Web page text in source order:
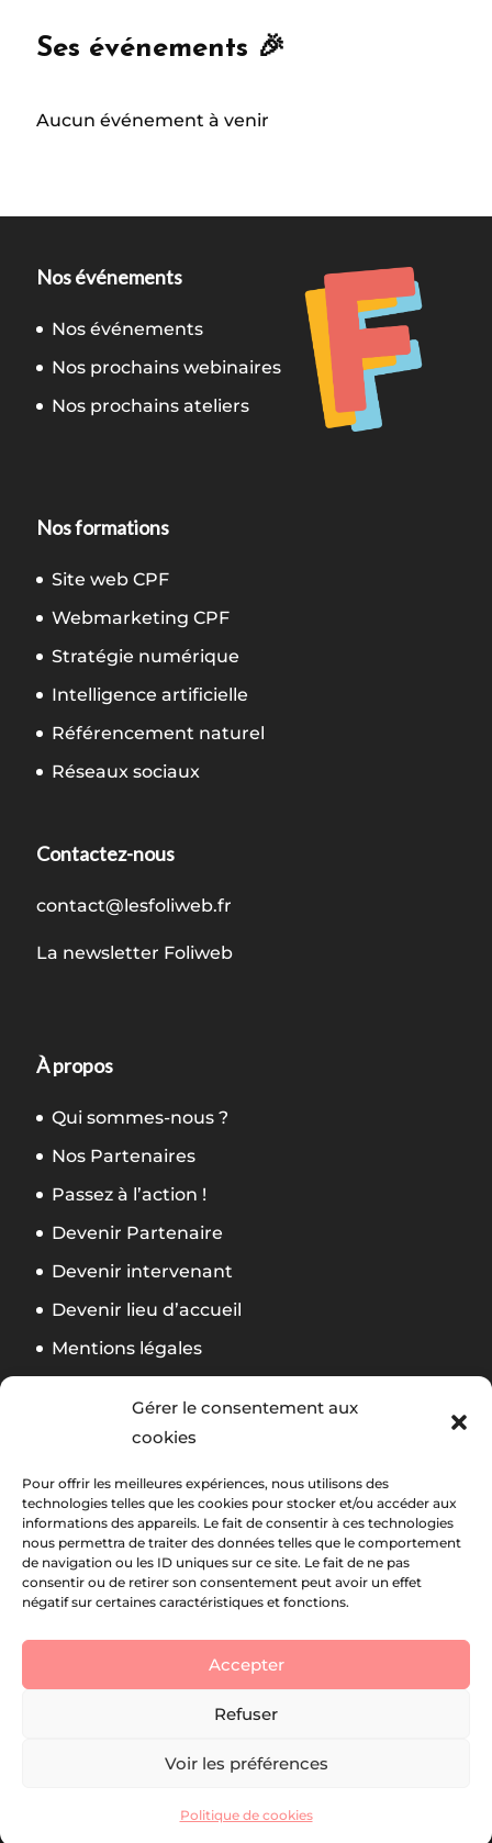
Gérer le consentement aux
cookies
Pour offrir les meilleures expériences, nous utilisons des
technologies telles que les cookies pour stocker et/ou accéder aux
informations des appareils. Le fait de consentir à ces technologies
nous permettra de traiter des données telles que le comportement
de navigation ou les ID uniques sur ce site. Le fait de ne pas
consentir ou de retirer son consentement peut avoir un effet
négatif sur certaines caractéristiques et fonctions.
Accepter
Refuser
Voir les préférences
Politique de cookies
Ses événements 🎉
Aucun événement à venir
Nos événements
Nos événements
Nos prochains webinaires
Nos prochains ateliers
Nos formations
Site web CPF
Webmarketing CPF
Stratégie numérique
Intelligence artificielle
Référencement naturel
Réseaux sociaux
Contactez-nous
contact@lesfoliweb.fr
La newsletter Foliweb
À propos
Qui sommes-nous ?
Nos Partenaires
Passez à l’action !
Devenir Partenaire
Devenir intervenant
Devenir lieu d’accueil
Mentions légales
CGV Formation
Suivez notre actuLa newsletter Foliweb
Neocaminowith ✓